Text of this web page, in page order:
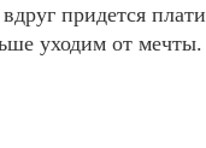
придется
уходим от мечты.